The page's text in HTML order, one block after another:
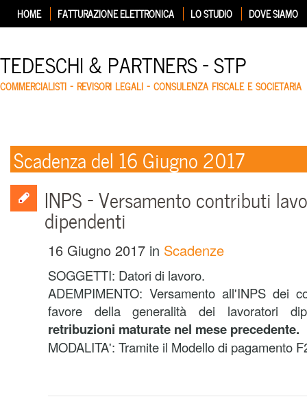
HOME FATTURAZIONE ELETTRONICA LO STUDIO DOVE SIAMO
TEDESCHI & PARTNERS – STP
COMMERCIALISTI – REVISORI LEGALI – CONSULENZA FISCALE E SOCIETARIA
Scadenza del 16 Giugno 2017
INPS – Versamento contributi
dipendenti
16 Giugno 2017 in Scadenze
SOGGETTI: Datori di lavoro.
ADEMPIMENTO: Versamento all'INPS dei
favore della generalità dei lavoratori
retribuzioni maturate nel mese precedente.
MODALITA': Tramite il Modello di pagamento